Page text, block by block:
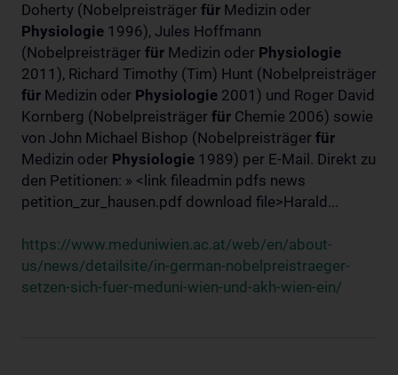
Doherty (Nobelpreisträger für Medizin oder
Physiologie 1996), Jules Hoffmann
(Nobelpreisträger für Medizin oder Physiologie
2011), Richard Timothy (Tim) Hunt (Nobelpreisträger
für Medizin oder Physiologie 2001) und Roger David
Kornberg (Nobelpreisträger für Chemie 2006) sowie
von John Michael Bishop (Nobelpreisträger für
Medizin oder Physiologie 1989) per E-Mail. Direkt zu
den Petitionen: » <link fileadmin pdfs news
petition_zur_hausen.pdf download file>Harald...
https://www.meduniwien.ac.at/web/en/about-
us/news/detailsite/in-german-nobelpreistraeger-
setzen-sich-fuer-meduni-wien-und-akh-wien-ein/